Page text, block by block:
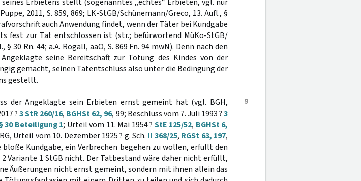
2011, S. 859, 869; LK-StGB/Schünemann/Greco, 13. Aufl., §
auch Anwendung findet, wenn der Täter bei Kundgabe
fest zur Tat entschlossen ist (str.; befürwortend MüKo-StGB/
§ 30 Rn. 44; a.A. Rogall, aaO, S. 869 Fn. 94 mwN). Denn nach den
seine Bereitschaft zur Tötung des Kindes von der
gemacht, seinen Tatentschluss also unter die Bedingung der
gestellt.
9
der Angeklagte sein Erbieten ernst gemeint hat (vgl. BGH,
?3 StR 260/16, BGHSt 62, 96, 99; Beschluss vom 7. Juli 1993 ?3
30 Beteiligung 1; Urteil vom 11. Mai 1954 ? StE 125/52, BGHSt 6,
Urteil vom 10. Dezember 1925 ? g. Sch. II 368/25, RGSt 63, 197,
bloße Kundgabe, ein Verbrechen begehen zu wollen, erfüllt den
Variante 1 StGB nicht. Der Tatbestand wäre daher nicht erfüllt,
Äußerungen nicht ernst gemeint, sondern mit ihnen allein das